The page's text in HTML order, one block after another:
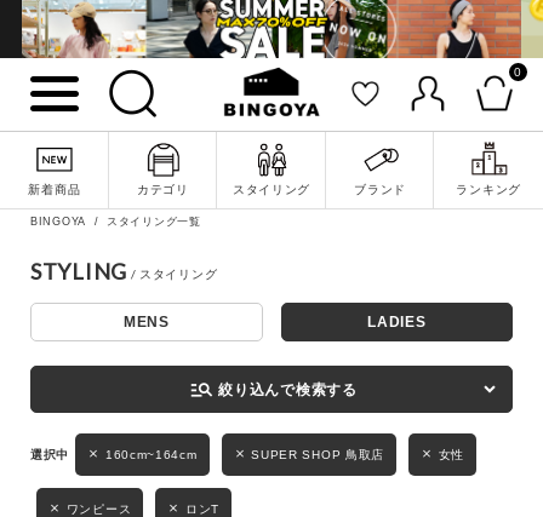
0
新着商品 カテゴリ スタイリング ブランド ランキング
詳細検索
キーワード
性別
MENS LADIES KIDS
BINGOYA スタイリング一覧
STYLING
MENS LADIES
manage_search 絞り込んで検索する
160cm~164cm SUPER SHOP 鳥取店 女性
ワンピース ロンT